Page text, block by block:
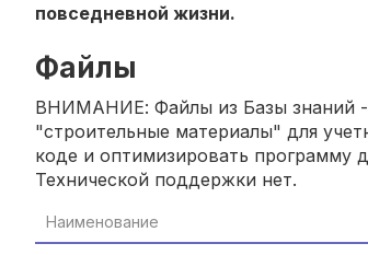
повседневной жизни.
Файлы
ВНИМАНИЕ: Файлы из Базы знаний -
"строительные материалы" для
коде и оптимизировать программу
Технической поддержки нет.
Наименование